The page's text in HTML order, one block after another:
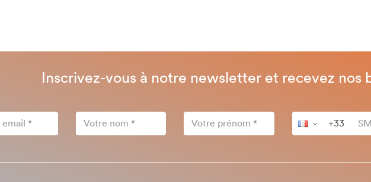
Inscrivez-vous à notre newsletter et recevez nos